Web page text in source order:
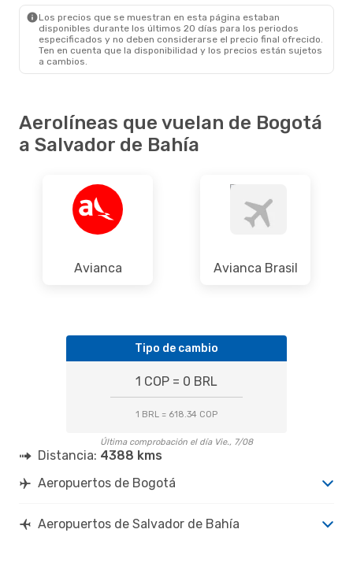
Los precios que se muestran en esta página estaban
disponibles durante los últimos 20 días para los periodos
especificados y no deben considerarse el precio final ofrecido.
Ten en cuenta que la disponibilidad y los precios están sujetos
a cambios.
Aerolíneas que vuelan de Bogotá
a Salvador de Bahía
Avianca Avianca Brasil
Tipo de cambio
1 COP = 0 BRL
1 BRL = 618.34 COP
Última comprobación el día Vie., 7/08
Distancia: 4388 kms
Aeropuertos de Bogotá
Aeropuertos de Salvador de Bahía